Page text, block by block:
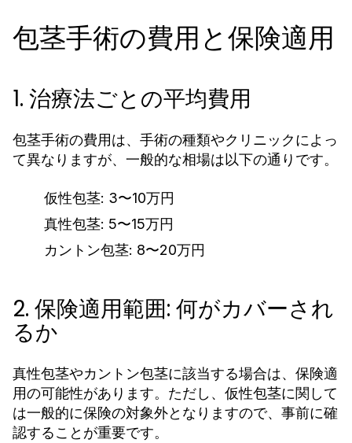
包茎手術の費用と保険適用
1. 治療法ごとの平均費用
包茎手術の費用は、手術の種類やクリニックによっ
て異なりますが、一般的な相場は以下の通りです。
仮性包茎: 3〜10万円
真性包茎: 5〜15万円
カントン包茎: 8〜20万円
2. 保険適用範囲: 何がカバーされ
るか
真性包茎やカントン包茎に該当する場合は、保険適
用の可能性があります。ただし、仮性包茎に関して
は一般的に保険の対象外となりますので、事前に確
認することが重要です。